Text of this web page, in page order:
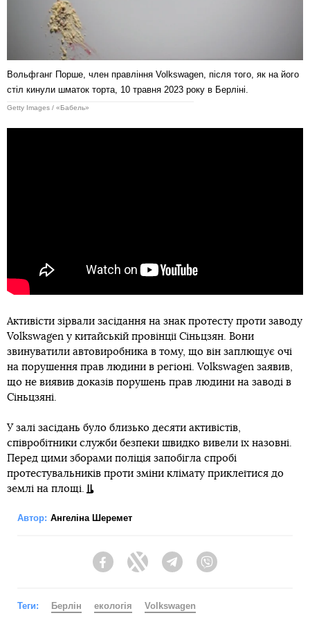
Вольфганг Порше, член правління Volkswagen, після того, як на його
стіл кинули шматок торта, 10 травня 2023 року в Берліні.
Getty Images / «Бабель»
Активісти зірвали засідання на знак протесту проти заводу
Volkswagen у китайській провінції Сіньцзян. Вони
звинуватили автовиробника в тому, що він заплющує очі
на порушення прав людини в регіоні. Volkswagen заявив,
що не виявив доказів порушень прав людини на заводі в
Сіньцзяні.
У залі засідань було близько десяти активістів,
співробітники служби безпеки швидко вивели їх назовні.
Перед цими зборами поліція запобігла спробі
протестувальників проти зміни клімату приклеїтися до
землі на площі.
Автор: Ангеліна Шеремет
FacebookTwitter Telegram
Теги: Берлін екологія Volkswagen